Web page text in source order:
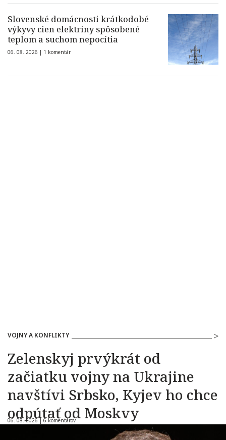
Slovenské domácnosti krátkodobé
výkyvy cien elektriny spôsobené
teplom a suchom nepocítia
06. 08. 2026 | 1 komentár
VOJNY A KONFLIKTY
Zelenskyj prvýkrát od
začiatku vojny na Ukrajine
navštívi Srbsko, Kyjev ho chce
odpútať od Moskvy
06. 08. 2026 | 6 komentárov